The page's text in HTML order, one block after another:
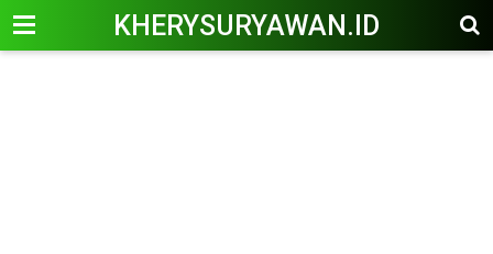
KHERYSURYAWAN.ID